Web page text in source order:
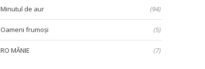
Minutul de aur (94)
Oameni frumoși (5)
RO MÂNIE (7)